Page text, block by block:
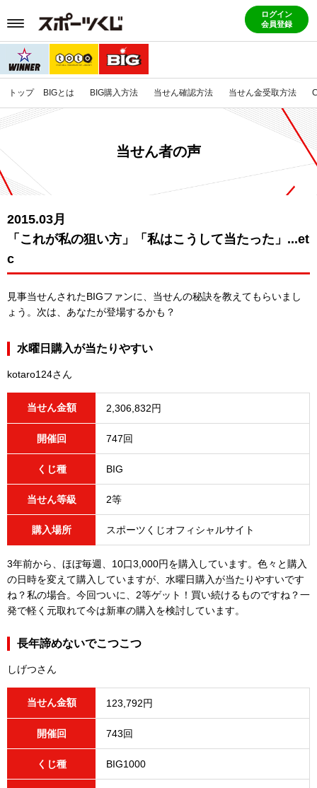
ログイン
会員登録
トップ BIGとは BIG購入方法 当せん確認方法 当せん金受取方法
当せん者の声
2015.03月
「これが私の狙い方」「私はこうして当たった」...et
c
見事当せんされたBIGファンに、当せんの秘訣を教えてもらいまし
ょう。 次は、あなたが登場するかも？
水曜日購入が当たりやすい
kotaro124さん
当せん金額 2,306,832円
開催回 747回
くじ種 BIG
当せん等級 2等
購入場所 スポーツくじオフィシャルサイト
3年前から、ほぼ毎週、10口3,000円を購入しています。色々と購入
の日時を変えて購入していますが、水曜日購入が当たりやすいです
ね？私の場合。今回ついに、2等ゲット！買い続けるものですね？一
発で軽く元取れて今は新車の購入を検討しています。
長年諦めないでこつこつ
しげつさん
当せん金額 123,792円
開催回 743回
くじ種 BIG1000